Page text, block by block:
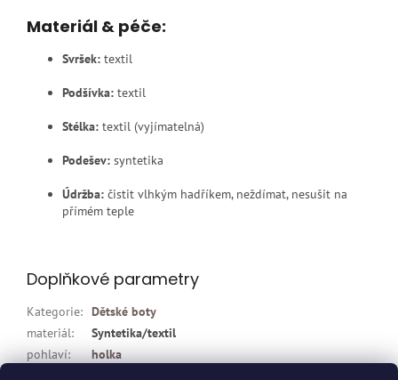
Materiál & péče:
Svršek: textil
Podšívka: textil
Stélka: textil (vyjímatelná)
Podešev: syntetika
Údržba: čistit vlhkým hadříkem, neždímat, nesušit na
přímém teple
Doplňkové parametry
Kategorie: Dětské boty
materiál:
Syntetika/textil
pohlaví:
holka